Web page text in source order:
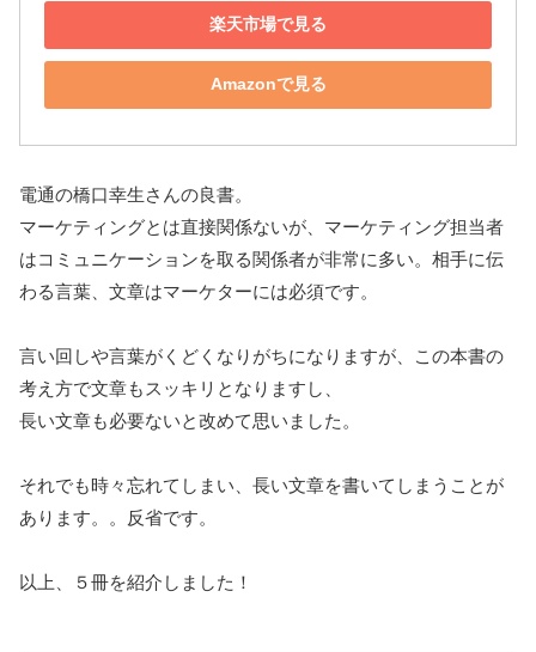
楽天市場で見る
Amazonで見る
電通の橋口幸生さんの良書。
マーケティングとは直接関係ないが、マーケティング担当者
はコミュニケーションを取る関係者が非常に多い。相手に伝
わる言葉、文章はマーケターには必須です。
言い回しや言葉がくどくなりがちになりますが、この本書の
考え方で文章もスッキリとなりますし、
長い文章も必要ないと改めて思いました。
それでも時々忘れてしまい、長い文章を書いてしまうことが
あります。。反省です。
以上、５冊を紹介しました！